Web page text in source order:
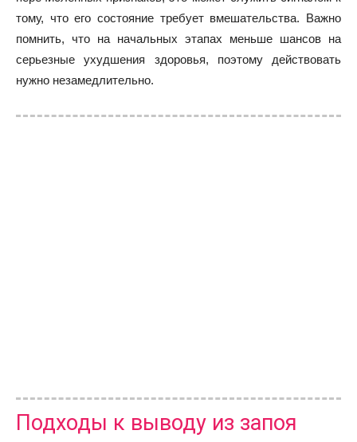
тому, что его состояние требует вмешательства. Важно
помнить, что на начальных этапах меньше шансов на
серьезные ухудшения здоровья, поэтому действовать
нужно незамедлительно.
Подходы к выводу из запоя